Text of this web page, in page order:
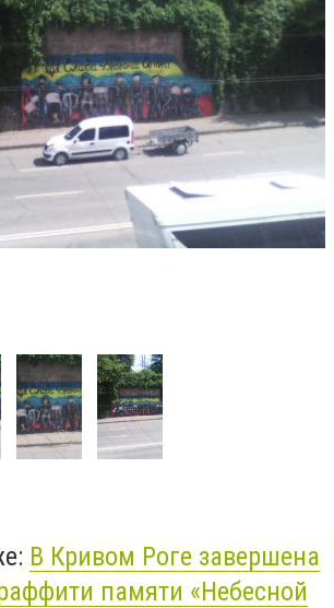
В Кривом Роге завершена
памяти «Небесной